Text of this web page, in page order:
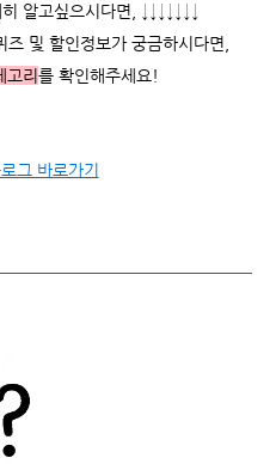
알고싶으시다면, ↓↓↓↓↓↓↓
및 할인정보가 궁금하시다면,
고리를 확인해주세요!
그 바로가기